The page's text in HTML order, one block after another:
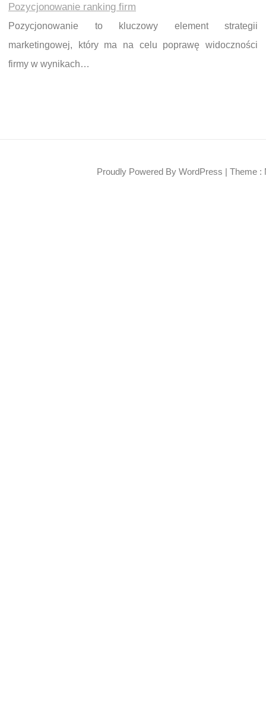
Pozycjonowanie ranking firm
Pozycjonowanie to kluczowy element strategii
marketingowej, który ma na celu poprawę widoczności
firmy w wynikach…
Proudly Powered By WordPress | Theme :